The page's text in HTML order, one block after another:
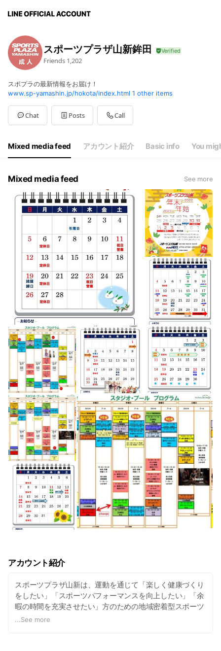
スポーツプラザ山新鉾田
Friends 1,202
スポプラの最新情報をお届け！
www.sp-yamashin.jp/hokota/index.html 1 other items
Chat Posts Call
Mixed media feed アカウント紹介 Basic info You
Mixed media feed See more
アカウント紹介
スポーツプラザ山新は、運動を通じて「楽しく健康づくり
をしたい」「スポーツパフォーマンスを向上したい」「余
暇の時間を充実させたい」方のための地域密着型スポーツ
施設です。
...See more